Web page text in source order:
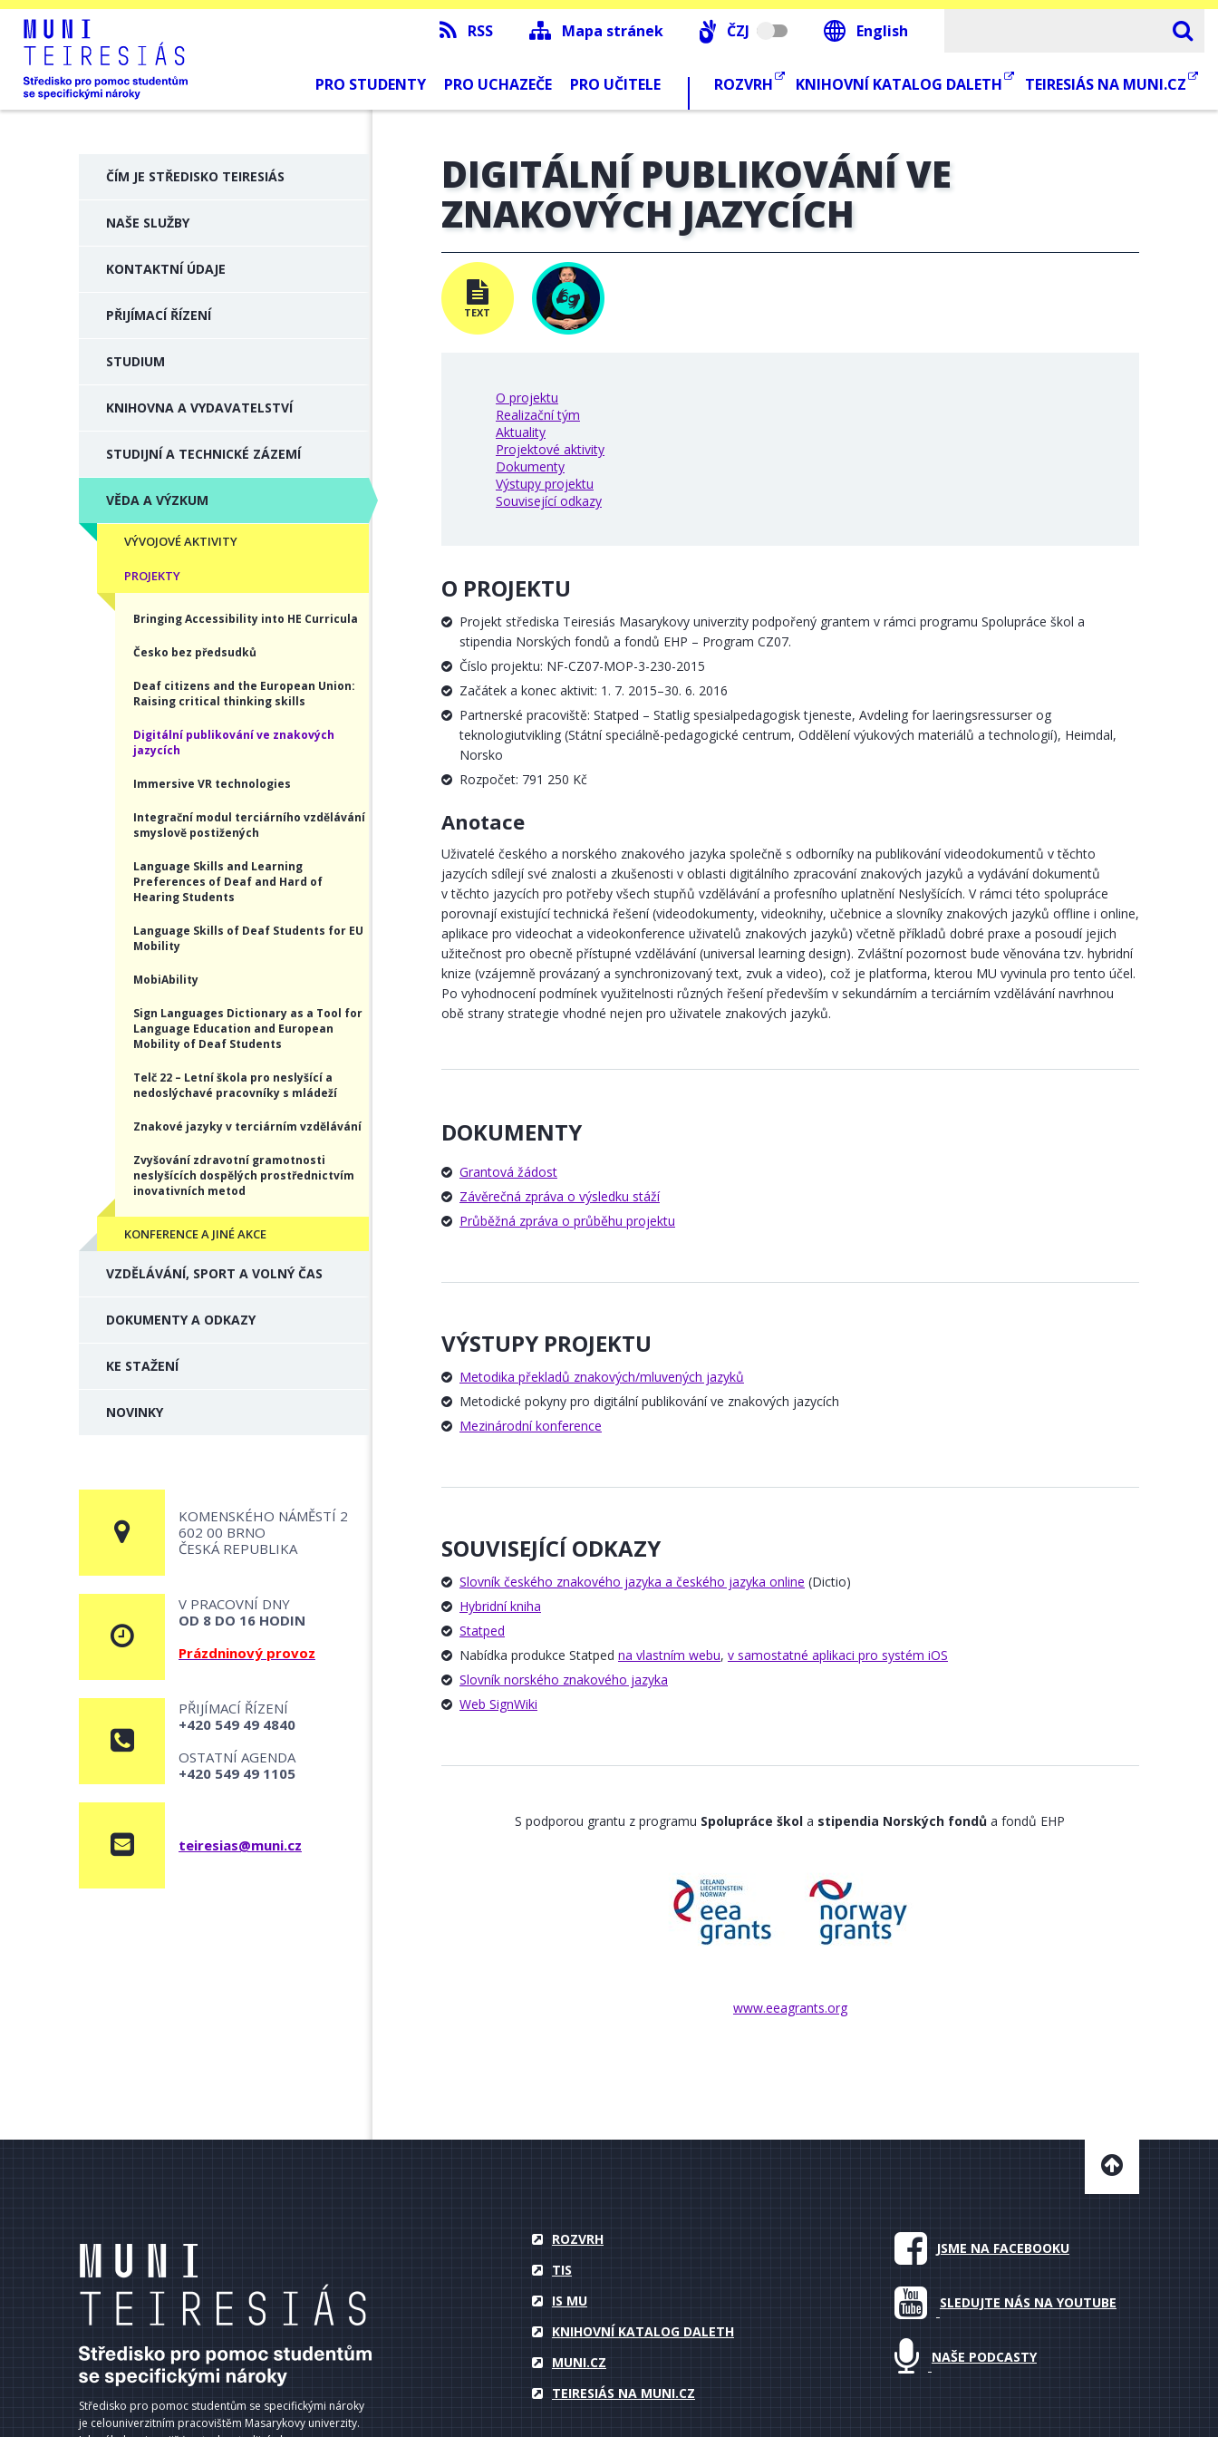
RSS Mapa stránek ČZJ English
PRO STUDENTY PRO UCHAZEČE PRO UČITELE ROZVRH KNIHOVNÍ KATALOG DALETH TEIRESIÁS NA MUNI.CZ
ČÍM JE STŘEDISKO TEIRESIÁS
NAŠE SLUŽBY
KONTAKTNÍ ÚDAJE
PŘIJÍMACÍ ŘÍZENÍ
STUDIUM
KNIHOVNA A VYDAVATELSTVÍ
STUDIJNÍ A TECHNICKÉ ZÁZEMÍ
VĚDA A VÝZKUM
VÝVOJOVÉ AKTIVITY
PROJEKTY
Bringing Accessibility into HE Curricula
Česko bez předsudků
Deaf citizens and the European Union:
Raising critical thinking skills
Digitální publikování ve znakových
jazycích
Immersive VR technologies
Integrační modul terciárního vzdělávání
smyslově postižených
Language Skills and Learning
Preferences of Deaf and Hard of
Hearing Students
Language Skills of Deaf Students for EU
Mobility
MobiAbility
Sign Languages Dictionary as a Tool for
Language Education and European
Mobility of Deaf Students
Telč 22 – Letní škola pro neslyšící a
nedoslýchavé pracovníky s mládeží
Znakové jazyky v terciárním vzdělávání
Zvyšování zdravotní gramotnosti
neslyšících dospělých prostřednictvím
inovativních metod
KONFERENCE A JINÉ AKCE
VZDĚLÁVÁNÍ, SPORT A VOLNÝ ČAS
DOKUMENTY A ODKAZY
KE STAŽENÍ
NOVINKY
KOMENSKÉHO NÁMĚSTÍ 2
602 00 BRNO
ČESKÁ REPUBLIKA
V PRACOVNÍ DNY
OD 8 DO 16 HODIN
Prázdninový provoz
PŘIJÍMACÍ ŘÍZENÍ
+420 549 49 4840
OSTATNÍ AGENDA
+420 549 49 1105
teiresias@muni.cz
DIGITÁLNÍ PUBLIKOVÁNÍ VE
ZNAKOVÝCH JAZYCÍCH
TEXT
O projektu
Realizační tým
Aktuality
Projektové aktivity
Dokumenty
Výstupy projektu
Související odkazy
O PROJEKTU
Projekt střediska Teiresiás Masarykovy univerzity podpořený grantem v rámci programu Spolupráce škol a
stipendia Norských fondů a fondů EHP – Program CZ07.
Číslo projektu: NF-CZ07-MOP-3-230-2015
Začátek a konec aktivit: 1. 7. 2015–30. 6. 2016
Partnerské pracoviště: Statped – Statlig spesialpedagogisk tjeneste, Avdeling for laeringsressurser og
teknologiutvikling (Státní speciálně-pedagogické centrum, Oddělení výukových materiálů a technologií), Heimdal,
Norsko
Rozpočet: 791 250 Kč
Anotace
Uživatelé českého a norského znakového jazyka společně s odborníky na publikování videodokumentů v těchto
jazycích sdílejí své znalosti a zkušenosti v oblasti digitálního zpracování znakových jazyků a vydávání dokumentů
v těchto jazycích pro potřeby všech stupňů vzdělávání a profesního uplatnění Neslyšících. V rámci této spolupráce
porovnají existující technická řešení (videodokumenty, videoknihy, učebnice a slovníky znakových jazyků offline i online,
aplikace pro videochat a videokonference uživatelů znakových jazyků) včetně příkladů dobré praxe a posoudí jejich
užitečnost pro obecně přístupné vzdělávání (universal learning design). Zvláštní pozornost bude věnována tzv. hybridní
knize (vzájemně provázaný a synchronizovaný text, zvuk a video), což je platforma, kterou MU vyvinula pro tento účel.
Po vyhodnocení podmínek využitelnosti různých řešení především v sekundárním a terciárním vzdělávání navrhnou
obě strany strategie vhodné nejen pro uživatele znakových jazyků.
DOKUMENTY
Grantová žádost
Závěrečná zpráva o výsledku stáží
Průběžná zpráva o průběhu projektu
VÝSTUPY PROJEKTU
Metodika překladů znakových/mluvených jazyků
Metodické pokyny pro digitální publikování ve znakových jazycích
Mezinárodní konference
SOUVISEJÍCÍ ODKAZY
Slovník českého znakového jazyka a českého jazyka online (Dictio)
Hybridní kniha
Statped
Nabídka produkce Statped na vlastním webu, v samostatné aplikaci pro systém iOS
Slovník norského znakového jazyka
Web SignWiki
S podporou grantu z programu Spolupráce škol a stipendia Norských fondů a fondů EHP
www.eeagrants.org
Středisko pro pomoc studentům se specifickými nároky
je celouniverzitním pracovištěm Masarykovy univerzity.
ROZVRH
TIS
IS MU
KNIHOVNÍ KATALOG DALETH
MUNI.CZ
TEIRESIÁS NA MUNI.CZ
JSME NA FACEBOOKU
SLEDUJTE NÁS NA YOUTUBE
NAŠE PODCASTY